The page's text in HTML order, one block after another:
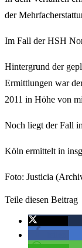
der
Im Fall der HSH
Hintergrund der
Ermittlungen war
2011 in Höhe von
Noch liegt der Fall
Köln ermittelt in
Foto: Justicia
Teile diesen Beitrag